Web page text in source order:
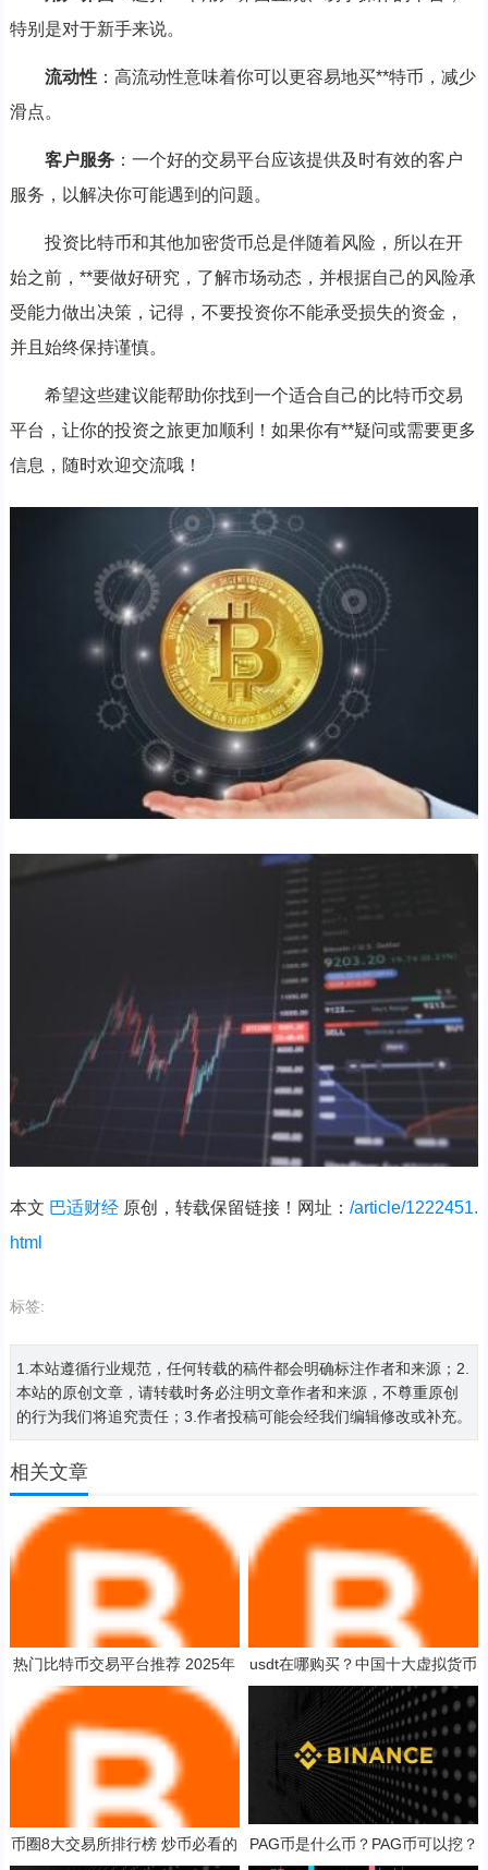
特别是对于新手来说。
流动性：高流动性意味着你可以更容易地买**特币，减少
滑点。
客户服务：一个好的交易平台应该提供及时有效的客户
服务，以解决你可能遇到的问题。
投资比特币和其他加密货币总是伴随着风险，所以在开
始之前，**要做好研究，了解市场动态，并根据自己的风险承
受能力做出决策，记得，不要投资你不能承受损失的资金，
并且始终保持谨慎。
希望这些建议能帮助你找到一个适合自己的比特币交易
平台，让你的投资之旅更加顺利！如果你有**疑问或需要更多
信息，随时欢迎交流哦！
本文 巴适财经原创，转载保留链接！网址： /article/1222451.
html
标签:
1.本站遵循行业规范，任何转载的稿件都会明确标注作者和来源；2.
本站的原创文章，请转载时务必注明文章作者和来源，不尊重原创
的行为我们将追究责任；3.作者投稿可能会经我们编辑修改或补充。
相关文章
热门比特币交易平台推荐 2025年
比特币交易app排行
usdt在哪购买？中国十大虚拟货币
排名 2025
币圈8大交易所排行榜 炒币必看的
交易所干货!
PAG币是什么币？PAG币可以挖？